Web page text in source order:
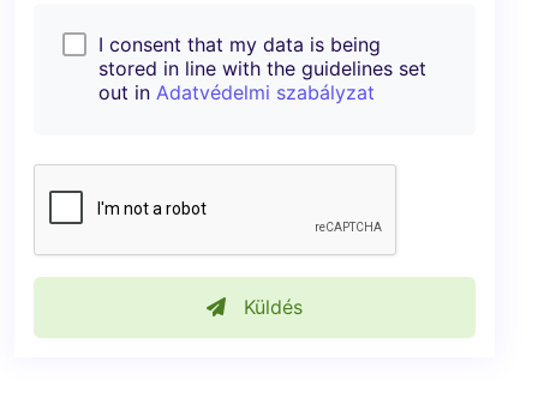
I consent that my data is being
stored in line with the guidelines set
out in Adatvédelmi szabályzat
Küldés